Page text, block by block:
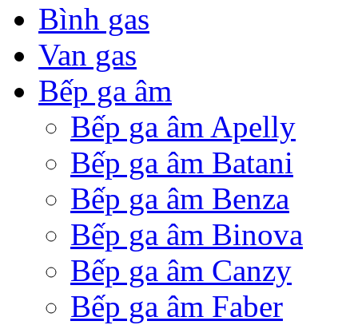
Bình gas
Van gas
Bếp ga âm
Bếp ga âm Apelly
Bếp ga âm Batani
Bếp ga âm Benza
Bếp ga âm Binova
Bếp ga âm Canzy
Bếp ga âm Faber